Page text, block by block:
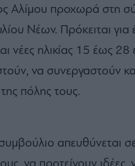
Αλίμου προχωρά στη
Νέων. Πρόκειται για
νέες ηλικίας 15 έως
να συνεργαστούν
πόλης τους.
απευθύνεται